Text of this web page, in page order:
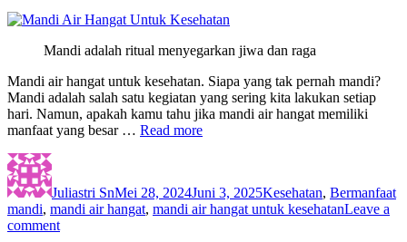
Mandi adalah ritual menyegarkan jiwa dan raga
Mandi air hangat untuk kesehatan. Siapa yang tak pernah mandi?
Mandi adalah salah satu kegiatan yang sering kita lakukan setiap
hari. Namun, apakah kamu tahu jika mandi air hangat memiliki
manfaat yang besar … Read more
Author
Juliastri SnMei 28, 2024Juni 3, 2025Kesehatan, Bermanfaat
mandi, mandi air hangat, mandi air hangat untuk kesehatanLeave a
commenton